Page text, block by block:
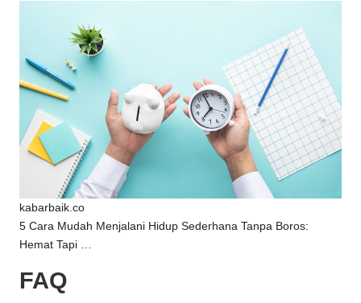
kabarbaik.co
5 Cara Mudah Menjalani Hidup Sederhana Tanpa Boros:
Hemat Tapi …
FAQ